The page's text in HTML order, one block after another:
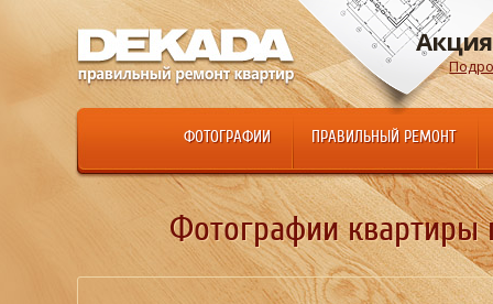
ФОТОГРАФИИ ПРАВИЛЬНЫЙ РЕМОНТ
Фотографии квартиры